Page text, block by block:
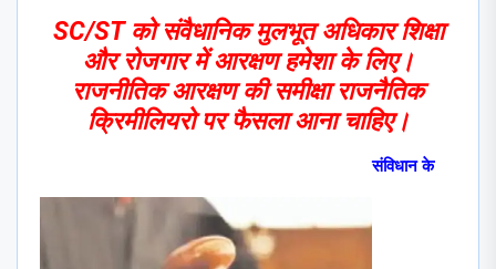
SC/ST को संवैधानिक मुलभूत अधिकार शिक्षा
और रोजगार में आरक्षण हमेशा के लिए।
राजनीतिक आरक्षण की समीक्षा राजनैतिक
क्रिमीलियरो पर फैसला आना चाहिए।
संविधान के